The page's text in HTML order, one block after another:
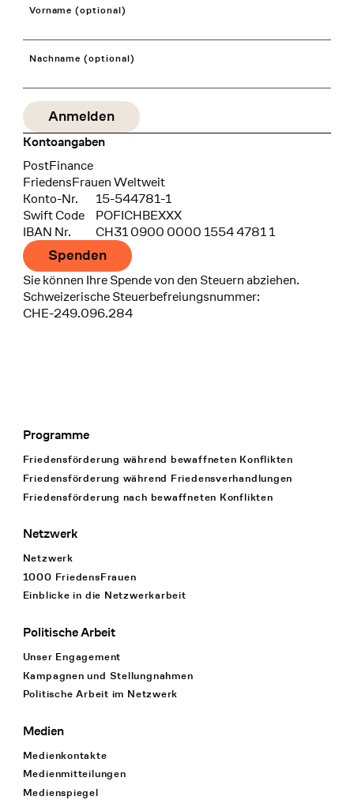
Vorname (optional)
Nachname (optional)
Kontoangaben
Bank
PostFinance
Recipient
FriedensFrauen Weltweit
Konto-Nr.
15-544781-1
Swift Code
POFICHBEXXX
IBAN Nr.
CH31 0900 0000 1554 4781 1
Spenden
Sie können Ihre Spende von den Steuern abziehen.
Schweizerische Steuerbefreiungsnummer:
CHE-249.096.284
Footer Navigation
Programme
Friedensförderung während bewaffneten Konflikten
Friedensförderung während Friedens­verhandlungen
Friedensförderung nach bewaffneten Konflikten
Netzwerk
Netzwerk
1000 FriedensFrauen
Einblicke in die Netzwerkarbeit
Politische Arbeit
Unser Engagement
Kampagnen und Stellungnahmen
Politische Arbeit im Netzwerk
Medien
Medienkontakte
Medienmitteilungen
Medienspiegel